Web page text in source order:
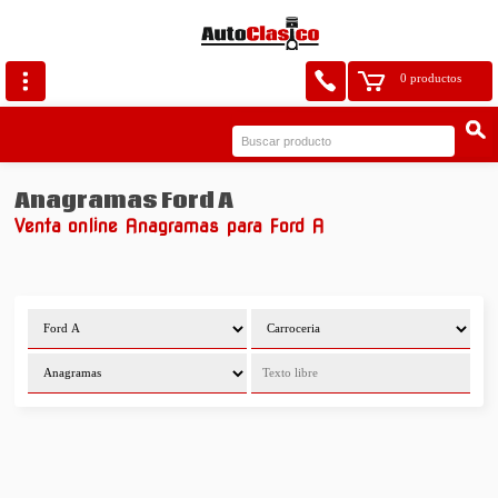
0 productos
Anagramas Ford A
Venta online Anagramas para Ford A